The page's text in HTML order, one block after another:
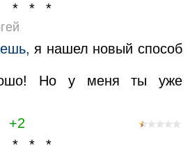
* * *
я нашел новый способ
Но у меня ты уже
+2
* * *